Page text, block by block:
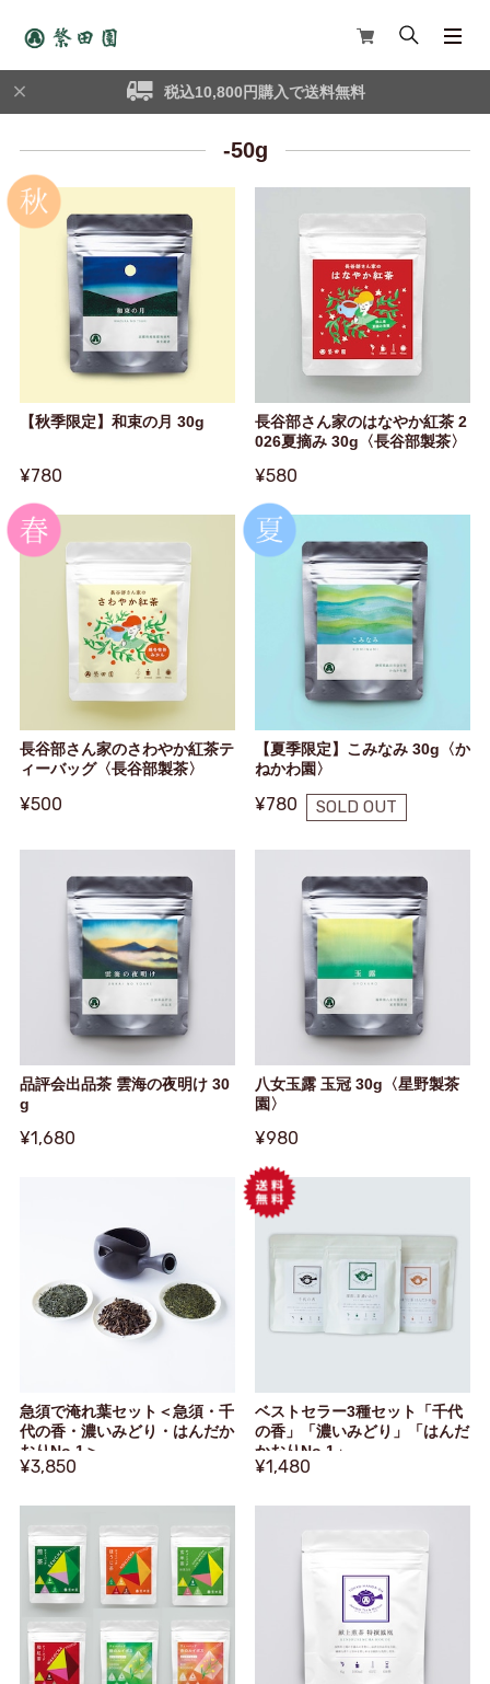
税込10,800円購入で送料無料
-50g
【秋季限定】和束の月 30g
¥780
長谷部さん家のはなやか紅茶 2
026夏摘み 30g〈長谷部製茶〉
¥580
長谷部さん家のさわやか紅茶テ
ィーバッグ〈長谷部製茶〉
¥500
【夏季限定】こみなみ 30g〈か
ねかわ園〉
¥780 SOLD OUT
品評会出品茶 雲海の夜明け 30
g
¥1,680
八女玉露 玉冠 30g〈星野製茶
園〉
¥980
急須で淹れ葉セット＜急須・千
代の香・濃いみどり・はんだか
おりNo.1＞
¥3,850
ベストセラー3種セット「千代
の香」「濃いみどり」「はんだ
かおりNo.1」
¥1,480